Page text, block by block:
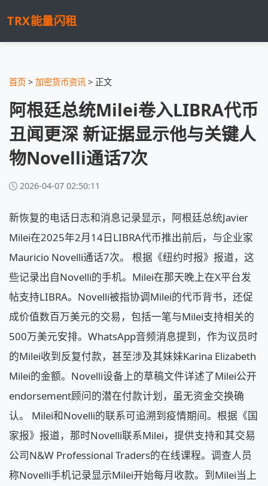
TRX能量闪租
首页 > 加密货币资讯 > 正文
阿根廷总统Milei卷入LIBRA代币
丑闻更深 新证据显示他与关键人
物Novelli通话7次
2026-04-07 02:50:11
新恢复的电话日志和消息记录显示，阿根廷总统Javier
Milei在2025年2月14日LIBRA代币推出前后，与企业家
Mauricio Novelli通话7次。 根据《纽约时报》报道，这
些记录出自Novelli的手机。Milei在那天晚上在X平台发
帖支持LIBRA。Novelli被指协调Milei的代币背书，还促
成价值数百万美元的交易，包括一笔与Milei支持相关的
500万美元安排。WhatsApp音频消息提到，作为议员时
的Milei收到反复付款，甚至涉及其妹妹Karina Elizabeth
Milei的金额。Novelli设备上的草稿文件详述了Milei公开
endorsement顾问的潜在付款计划，虽无资金交换确
认。 Milei和Novelli的联系可追溯到疫情期间。根据《国
家报》报道，那时Novelli联系Milei，提供支持和其交易
公司N&W Professional Traders的在线课程。调查人员
称Novelli手机记录显示Milei开始每月收款。到Milei当上